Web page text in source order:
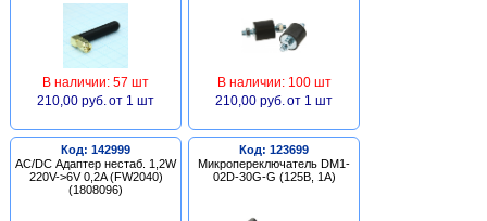
В наличии: 57 шт
210,00 руб. от 1 шт
В наличии: 100 шт
210,00 руб. от 1 шт
Код: 142999
AC/DC Адаптер нестаб. 1,2W
220V->6V 0,2A (FW2040)
(1808096)
Код: 123699
Микропереключатель DM1-
02D-30G-G (125В, 1А)